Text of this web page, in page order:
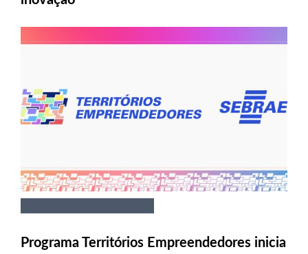
Programa Territórios Empreendedores inicia